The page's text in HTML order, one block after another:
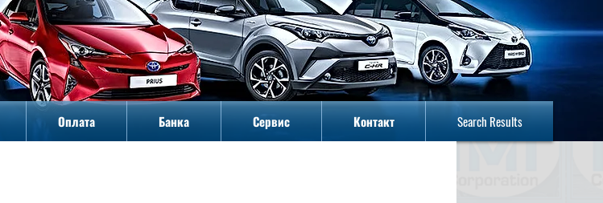
Оплата Банка Сервис Контакт Search Results
Оплата Банка Сервис Контакт Search Results